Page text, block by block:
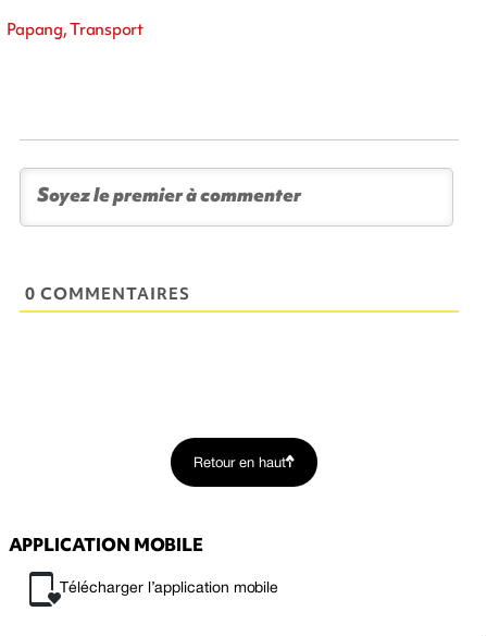
Papang, Transport
0 COMMENTAIRES
Retour en haut
APPLICATION MOBILE
Télécharger l’application mobile